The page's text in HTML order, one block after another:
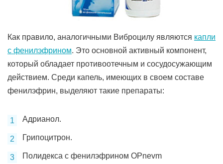
Как правило, аналогичными Виброцилу являются капли
с фенилэфрином. Это основной активный компонент,
который обладает противоотечным и сосудосужающим
действием. Среди капель, имеющих в своем составе
фенилэфрин, выделяют такие препараты:
Адрианол.
Грипоцитрон.
Полидекса с фенилэфрином OPnevm